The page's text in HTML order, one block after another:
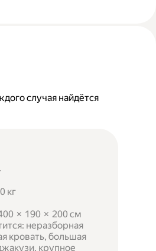
случая найдётся
кг
× 190 × 200 см
неразборная
кровать, большая
крупное